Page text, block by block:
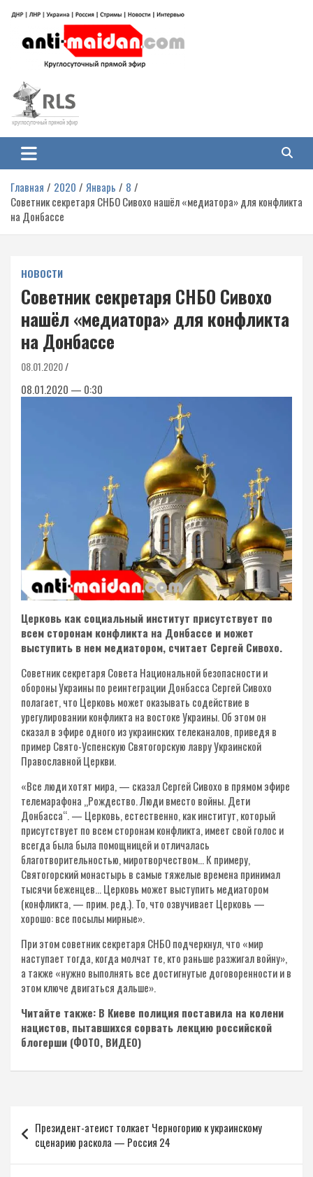
содержимому
Антимайдан: Гражданская война
на Украине
гражданской войне на Украине, включая события в Новороссии, ДНР,
ЛНР и других регионах.
Главная 2020 Январь
8
Советник секретаря СНБО Сивохо нашёл «медиатора» для конфликта
на Донбассе
НОВОСТИ
Советник секретаря СНБО Сивохо
нашёл «медиатора» для конфликта
на Донбассе
08.01.2020
08.01.2020 — 0:30
Церковь как социальный институт присутствует по
всем сторонам конфликта на Донбассе и может
выступить в нем медиатором, считает Сергей Сивохо.
Советник секретаря Совета Национальной безопасности и
обороны Украины по реинтеграции Донбасса Сергей Сивохо
полагает, что Церковь может оказывать содействие в
урегулировании конфликта на востоке Украины. Об этом он
сказал в эфире одного из украинских телеканалов, приведя в
пример Свято-Успенскую Святогорскую лавру Украинской
Православной Церкви.
«Все люди хотят мира, — сказал Сергей Сивохо в прямом эфире
телемарафона „Рождество. Люди вместо войны. Дети
Донбасса“. — Церковь, естественно, как институт, который
присутствует по всем сторонам конфликта, имеет свой голос и
всегда была была помощницей и отличалась
благотворительностью, миротворчеством… К примеру,
Святогорский монастырь в самые тяжелые времена принимал
тысячи беженцев… Церковь может выступить медиатором
(конфликта, — прим. ред.). То, что озвучивает Церковь —
хорошо: все посылы мирные».
При этом советник секретаря СНБО подчеркнул, что «мир
наступает тогда, когда молчат те, кто раньше разжигал войну»,
а также «нужно выполнять все достигнутые договоренности и в
этом ключе двигаться дальше».
Читайте также: В Киеве полиция поставила на колени
нацистов, пытавшихся сорвать лекцию российской
блогерши (ФОТО, ВИДЕО)
по
записям
Президент-атеист толкает Черногорию к украинскому
сценарию раскола — Россия 24